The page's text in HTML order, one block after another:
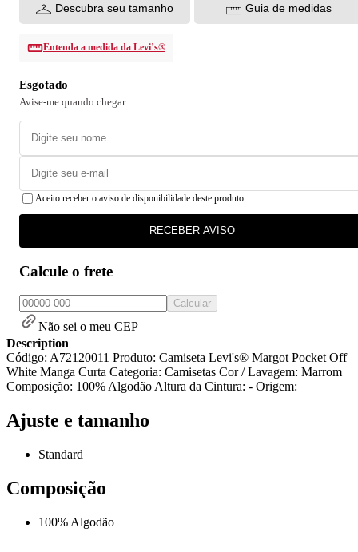
Descubra seu tamanho Guia de medidas
Entenda a medida da Levi’s®
Esgotado
Avise-me quando chegar
Aceito receber o aviso de disponibilidade deste produto.
RECEBER AVISO
Calcule o frete
Calcular
Não sei o meu CEP
Description
Código: A72120011 Produto: Camiseta Levi's® Margot Pocket Off
White Manga Curta Categoria: Camisetas Cor / Lavagem: Marrom
Composição: 100% Algodão Altura da Cintura: - Origem:
Ajuste e tamanho
Standard
Composição
100% Algodão